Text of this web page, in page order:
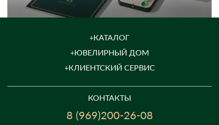
КАТАЛОГ
ЮВЕЛИРНЫЙ ДОМ
КЛИЕНТСКИЙ СЕРВИС
КОНТАКТЫ
8 (969)200-26-08